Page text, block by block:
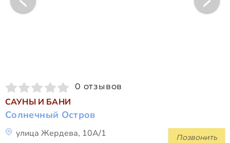
0 отзывов
САУНЫ И БАНИ
Солнечный Остров
Позвонить
улица Жердева, 10А/1